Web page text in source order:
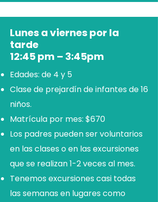
Lunes a viernes por la
tarde
12:45 pm – 3:45pm
Edades: de 4 y 5
Clase de prejardín de infantes de 16
niños.
Matrícula por mes: $670
Los padres pueden ser voluntarios
en las clases o en las excursiones
que se realizan 1-2 veces al mes.
Tenemos excursiones casi todas
las semanas en lugares como